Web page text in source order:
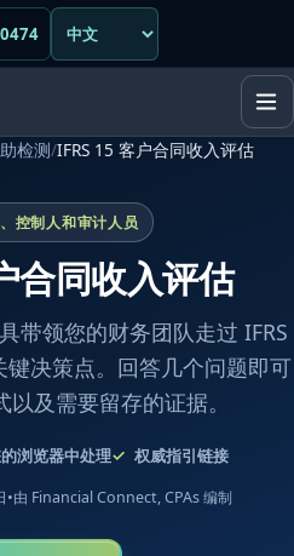
检测/IFRS 15 客户合同收入评估
控制人和审计人员
合同收入评估
带领您的财务团队走过 IFRS
决策点。回答几个问题即可
及需要留存的证据。
浏览器中处理 权威指引链接
•由 Financial Connect, CPAs 编制